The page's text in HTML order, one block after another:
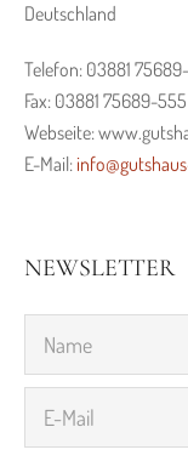
Deutschland
Telefon: 03881
Fax: 03881 75689-555
Webseite:
E-Mail:
NEWSLETTER